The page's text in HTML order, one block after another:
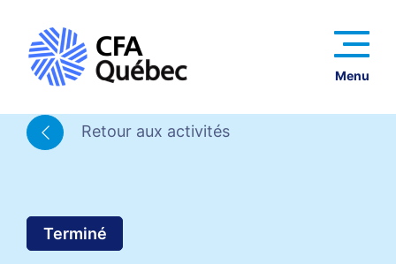
Menu
Retour aux activités
Terminé